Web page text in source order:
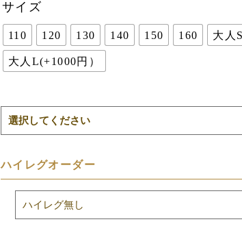
サイズ
110 120 130 140 150 160 大人
大人L(+1000円）
ハイレグオーダー